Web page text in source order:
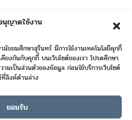
นุญาตใช้งาน
มัธยมศึกษาสุรินทร์ มีการใช้งานเทคโนโลยีคุกกี้
ยงกันกับคุกกี้ บนเว็บไซต์ของเรา โปรดศึกษา
ามเป็นส่วนตัวของข้อมูล ก่อนใช้บริการเว็บไซต์
ที่ลิงค์ด้านล่าง
ยอมรับ